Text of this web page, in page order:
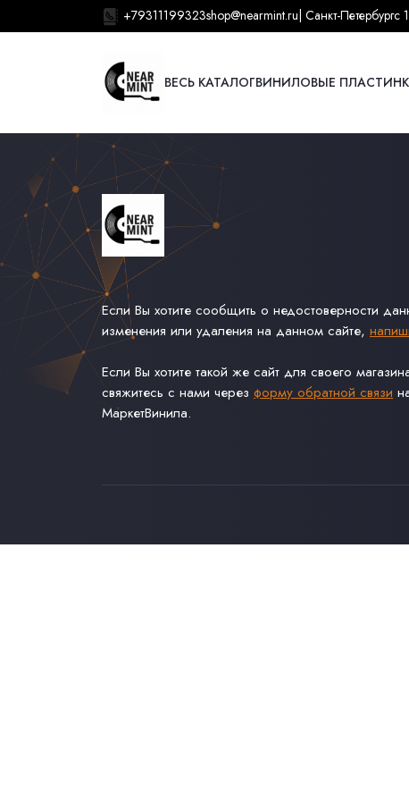
+79311199323shop@nearmint.ru | Санкт-Петербургс
ВЕСЬ КАТАЛОГВИНИЛОВЫЕ
Если Вы хотите сообщить о недостоверности
изменения или удаления на данном сайте,
Если Вы хотите такой же сайт для своего
свяжитесь с нами через форму обратной связи
МаркетВинила.